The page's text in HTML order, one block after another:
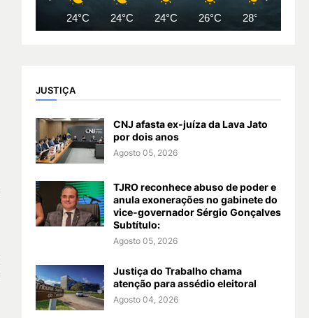
24°C 24°C 24°C 26°C 28°C
JUSTIÇA
CNJ afasta ex-juíza da Lava Jato
por dois anos
Agosto 05, 2026
TJRO reconhece abuso de poder e
anula exonerações no gabinete do
vice-governador Sérgio Gonçalves
Subtítulo:
Agosto 05, 2026
Justiça do Trabalho chama
atenção para assédio eleitoral
Agosto 04, 2026